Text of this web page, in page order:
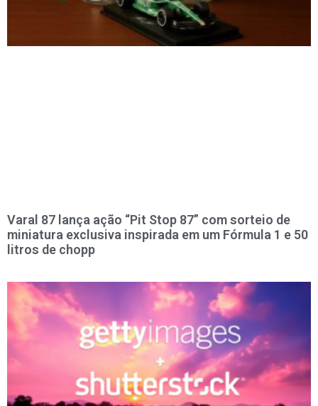
Varal 87 lança ação “Pit Stop 87” com sorteio de
miniatura exclusiva inspirada em um Fórmula 1 e 50
litros de chopp